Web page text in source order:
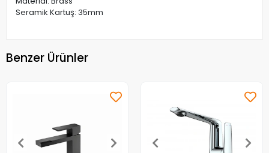
Seramik Kartuş: 35mm
Benzer Ürünler